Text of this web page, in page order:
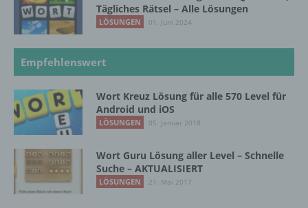
Tägliches Rätsel – Alle Lösungen
LÖSUNGEN 01. Juni 2024
Empfehlenswert
Wort Kreuz Lösung für alle 570 Level für
Android und iOS
LÖSUNGEN 05. Januar 2018
Wort Guru Lösung aller Level – Schnelle
Suche – AKTUALISIERT
LÖSUNGEN 21. Mai 2017
können, sofern diese zusätzlichen
Informationen gesondert aufbewahrt werden
und technischen und organisatorischen
Maßnahmen unterliegen, die gewährleisten,
dass die personenbezogenen Daten nicht
einer identifizierten oder identifizierbaren
natürlichen Person zugewiesen werden.
Verantwortlicher
Verantwortlicher oder für die Verarbeitung
Verantwortlicher ist die natürliche oder